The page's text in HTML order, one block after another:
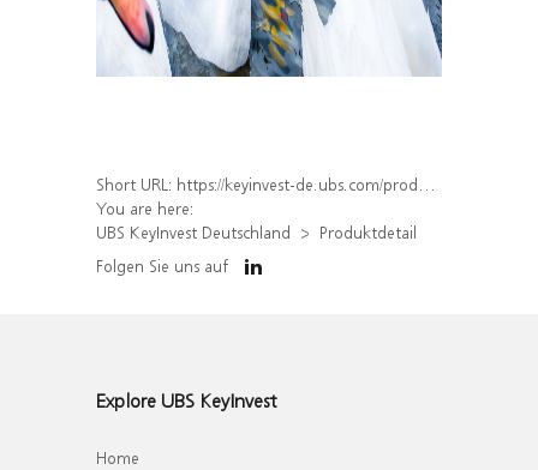
Short URL: https://keyinvest-de.ubs.com/produkt/detail/index/isin/DE000WA4NLM8
You are here:
UBS KeyInvest Deutschland
Produktdetail
Folgen Sie uns auf
Explore UBS KeyInvest
Home